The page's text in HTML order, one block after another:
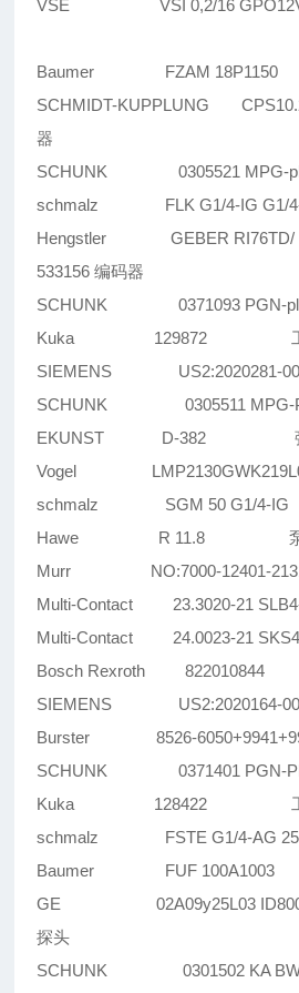
VSE VSI 0,2/16 GPO12V
Baumer FZAM 18P1150
SCHMIDT-KUPPLUNG
器
SCHUNK 0305521 MPG-
schmalz FLK G1/4-IG G1/
Hengstler GEBER RI76TD/
533156 编码器
SCHUNK 0371093 PGN-
Kuka 129872 工件
SIEMENS US2:2020281-
SCHUNK 0305511 MPG-
EKUNST D-382
Vogel
schmalz SGM 50 G1/4-
Hawe R 11.8
Murr NO:7000-12401-
Multi-Contact 23.3020-21
Multi-Contact 24.0023-21
Bosch Rexroth
SIEMENS US2:2020164-
Burster 8526-
SCHUNK 0371401 PGN-
Kuka 128422 工件
schmalz FSTE G1/4-AG
Baumer FUF 100A1003
GE 02A09y25L03
探头
SCHUNK 0301502 KA